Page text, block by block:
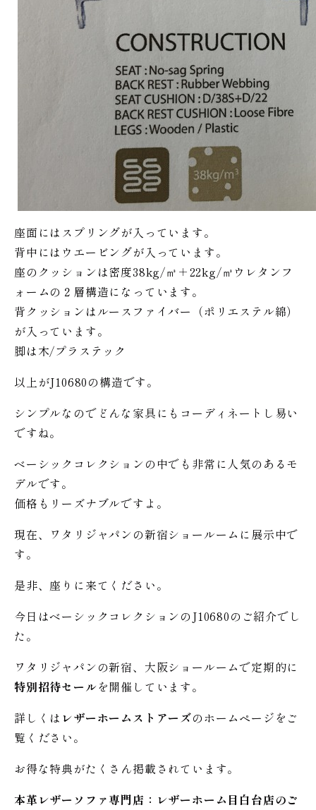
座面にはスプリングが入っています。
背中にはウエービングが入っています。
座のクッションは密度38kg/㎥＋22kg/㎥ウレタンフ
ォームの２層構造になっています。
背クッションはルースファイバー（ポリエステル綿）
が入っています。
脚は木/プラステック
以上がJ10680の構造です。
シンプルなのでどんな家具にもコーディネートし易い
ですね。
ベーシックコレクションの中でも非常に人気のあるモ
デルです。
価格もリーズナブルですよ。
現在、ワタリジャパンの新宿ショールームに展示中で
す。
是非、座りに来てください。
今日はベーシックコレクションのJ10680のご紹介でし
た。
ワタリジャパンの新宿、大阪ショールームで定期的に
特別招待セールを開催しています。
詳しくは レザーホームストアーズのホームページをご
覧ください。
お得な特典がたくさん掲載されています。
本革レザーソファ専門店：レザーホーム 目白台店のご